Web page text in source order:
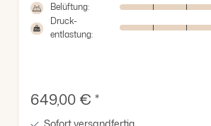
Belüftung:
Druck-
entlastung:
Verkaufspreis:
649,00 € *